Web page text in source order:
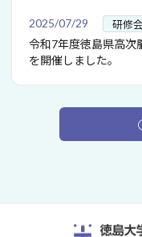
2025/07/29 研修
令和7年度徳島県高次
を開催しました。